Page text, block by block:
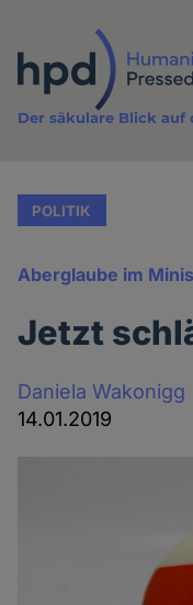
Inhalt
Der säkulare Blick auf
POLITIK
Aberglaube im
Jetzt
Daniela Wakonigg
14.01.2019